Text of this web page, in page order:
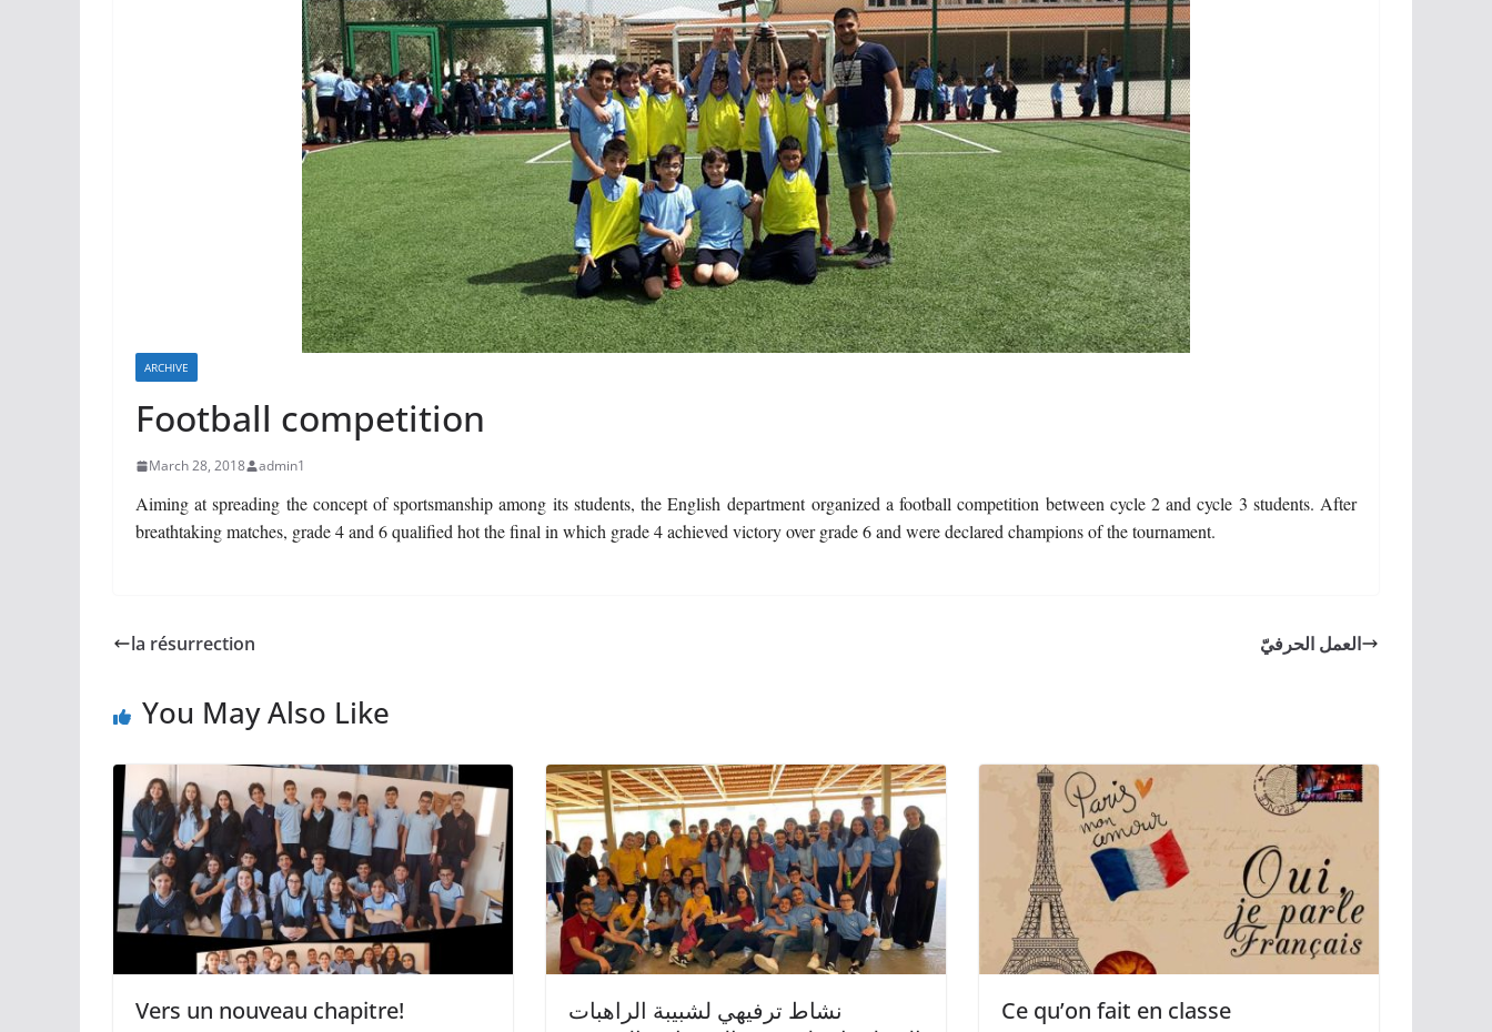
ARCHIVE
Football competition
March 28, 2018 admin1
Aiming at spreading the concept of sportsmanship among its students, the English department organized a football competition between cycle 2 and cycle 3 students. After
breathtaking matches, grade 4 and 6 qualified hot the final in which grade 4 achieved victory over grade 6 and were declared champions of the tournament.
la résurrection العمل الحرفيّ
You May Also Like
Vers un nouveau chapitre!
نشاط ترفيهي لشبيبة الراهبات
Ce qu’on fait en classe